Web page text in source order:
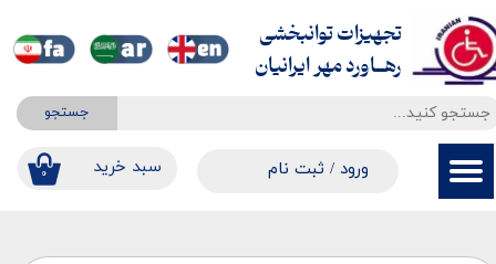
جستجو
۰ ​​سبد خرید ورود / ثبت نام
حساب کاربری من
سفارشات
خروج از حساب کاربری
تجهیزات توانبخشی
​​​​​​​رهــاورد مهر ایرانیان